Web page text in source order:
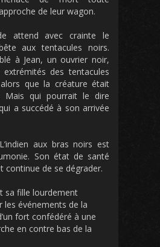
de leur wagon.
attend avec crainte le
aux tentacules noirs.
à Jean, un ouvrier noir,
des tentacules
que la créature était
Mais qui pourrait le dire
a succédé à son arrivée
aux bras noirs est
Son état de santé
continue de se dégrader.
sa fille lourdement
les événements de la
fort confédéré à une
en contre bas de la